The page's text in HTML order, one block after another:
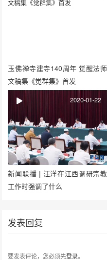
玉佛禅寺建寺140周年 觉醒法师
文稿集《觉群集》首发
新闻联播 | 汪洋在江西调研宗教
工作时强调了什么
2020-01-22
发表回复
要发表评论，您必须先登录。